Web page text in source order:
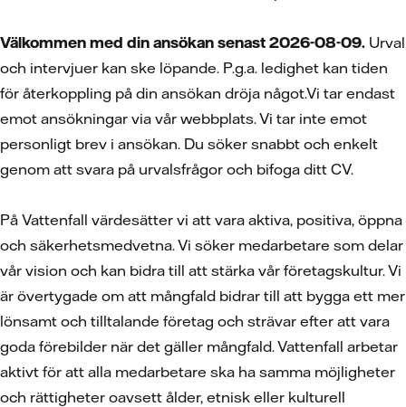
Välkommen med din ansökan senast 2026-08-09. Urval
och intervjuer kan ske löpande. P.g.a. ledighet kan tiden
för återkoppling på din ansökan dröja något.Vi tar endast
emot ansökningar via vår webbplats. Vi tar inte emot
personligt brev i ansökan. Du söker snabbt och enkelt
genom att svara på urvalsfrågor och bifoga ditt CV.
På Vattenfall värdesätter vi att vara aktiva, positiva, öppna
och säkerhetsmedvetna. Vi söker medarbetare som delar
vår vision och kan bidra till att stärka vår företagskultur. Vi
är övertygade om att mångfald bidrar till att bygga ett mer
lönsamt och tilltalande företag och strävar efter att vara
goda förebilder när det gäller mångfald. Vattenfall arbetar
aktivt för att alla medarbetare ska ha samma möjligheter
och rättigheter oavsett ålder, etnisk eller kulturell